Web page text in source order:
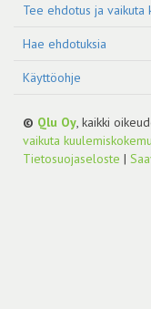
Tee ehdotus ja vaikuta
Hae ehdotuksia
Käyttöohje
© Qlu Oy , kaikki
vaikuta
Tietosuojaseloste |